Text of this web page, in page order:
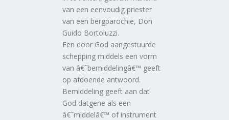
van een eenvoudig priester
van een bergparochie, Don
Guido Bortoluzzi.
Een door God aangestuurde
schepping middels een vorm
van â€˜bemiddelingâ€™ geeft
op afdoende antwoord.
Bemiddeling geeft aan dat
God datgene als een
â€˜middelâ€™ of instrument